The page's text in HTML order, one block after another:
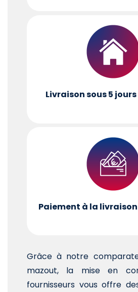
Livraison sous 5
Paiement à la
Grâce à notre
mazout, la mise en
fournisseurs vous offre